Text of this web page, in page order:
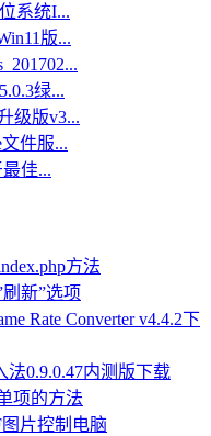
系统I...
版...
绿...
级版v3...
件服...
佳...
方法
新”选项
Rate Converter v4.4.2下
法0.9.0.47内测版下载
项的方法
片控制电脑